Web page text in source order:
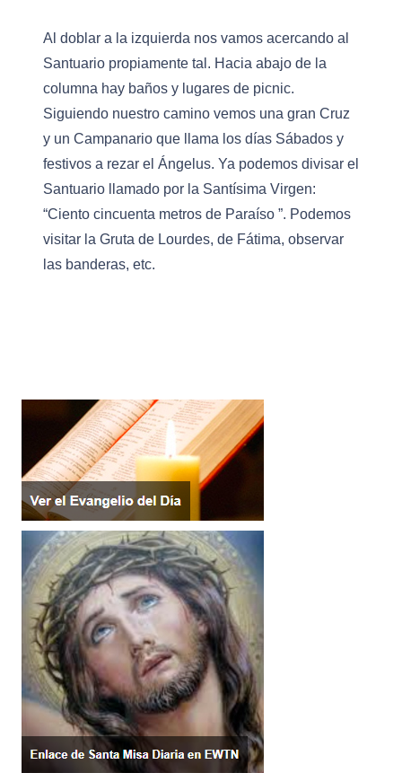
Al doblar a la izquierda nos vamos acercando al
Santuario propiamente tal. Hacia abajo de la
columna hay baños y lugares de picnic.
Siguiendo nuestro camino vemos una gran Cruz
y un Campanario que llama los días Sábados y
festivos a rezar el Ángelus. Ya podemos divisar el
Santuario llamado por la Santísima Virgen:
“Ciento cincuenta metros de Paraíso ”. Podemos
visitar la Gruta de Lourdes, de Fátima, observar
las banderas, etc.